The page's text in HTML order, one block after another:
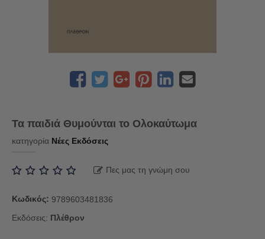
Τα παιδιά Θυμούνται το Ολοκαύτωμα
κατηγορία Νέες Εκδόσεις
Πες μας τη γνώμη σου
Κωδικός: 9789603481836
Εκδόσεις: Πλέθρον